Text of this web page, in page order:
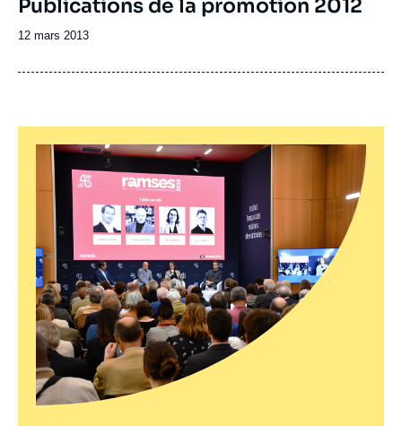
Publications de la promotion 2012
Date
publication
12 mars 2013